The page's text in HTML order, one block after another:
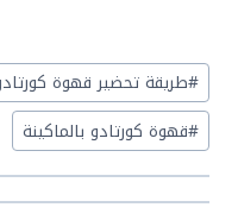
Post
Tags:
#طريقة تحضير قهوة
#قهوة كورتادو بالماكينة